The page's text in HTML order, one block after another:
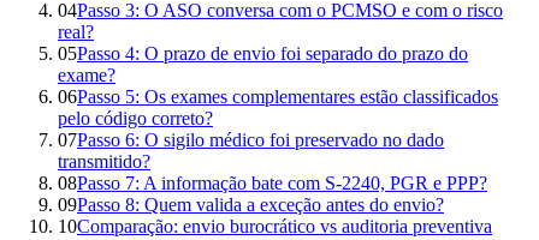
04Passo 3: O ASO conversa com o PCMSO e com o risco
real?
05Passo 4: O prazo de envio foi separado do prazo do
exame?
06Passo 5: Os exames complementares estão classificados
pelo código correto?
07Passo 6: O sigilo médico foi preservado no dado
transmitido?
08Passo 7: A informação bate com S-2240, PGR e PPP?
09Passo 8: Quem valida a exceção antes do envio?
10Comparação: envio burocrático vs auditoria preventiva